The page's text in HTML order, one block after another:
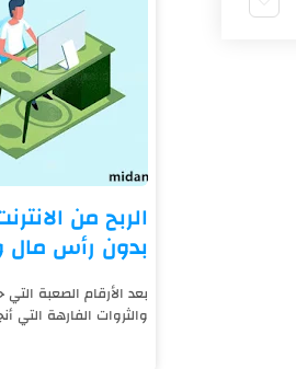
بدون رأس مال
بعد الأرقام الصعبة التي
والثروات الفارهة التي